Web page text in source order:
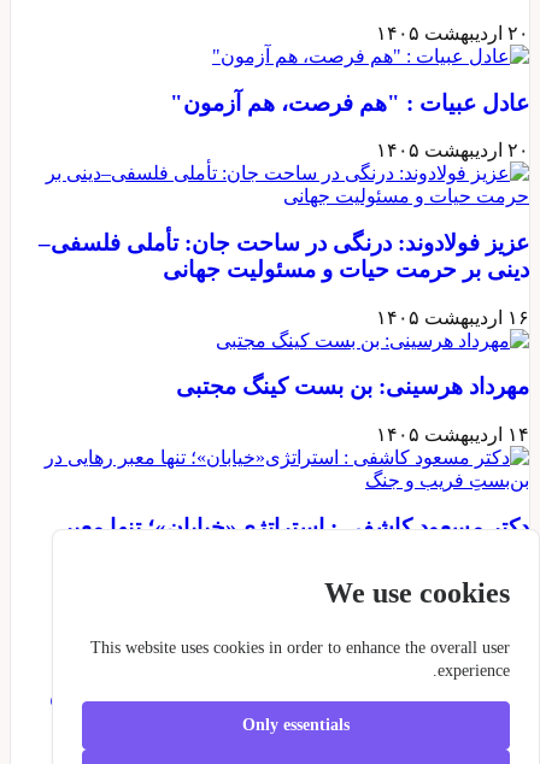
۲۰ اردیبهشت ۱۴۰۵
عادل عبیات : "هم فرصت، هم آزمون"
۲۰ اردیبهشت ۱۴۰۵
عزیز فولادوند: درنگی در ساحت جان: تأملی فلسفی–
دینی بر حرمت حیات و مسئولیت جهانی
۱۶ اردیبهشت ۱۴۰۵
مهرداد هرسینی: بن بست کینگ مجتبی
۱۴ اردیبهشت ۱۴۰۵
دکتر مسعود کاشفی : استراتژی«خیابان»؛ تنها معبر
۱۱ اردیبهشت ۱۴۰۵
نعمت فیروزی : شکست تور اروپایی در «پیش‌فروشِ
پروژه ایران‌فروشی»
We use cookies
This website uses cookies in order to enhance the overall user
experience.
Only essentials